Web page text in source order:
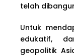
telah
Untuk
edukatif,
geopolitik